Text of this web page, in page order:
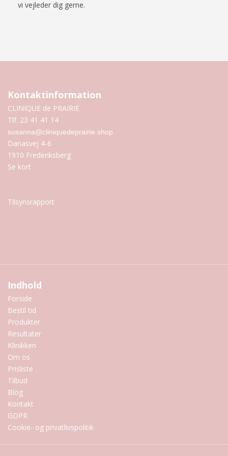
vi vejleder dig gerne.
Kontaktinformation
CLINIQUE de PRAIRIE
Tlf. 23 41 41 14
susanna@cliniquedeprairie.shop
Danasvej 4-6
1910 Frederiksberg
Se kort
Tilsynsrapport
Indhold
Forside
Bestil tid
Produkter
Resultater
Klinikken
Om os
Prisliste
Tilbud
Blog
Kontakt
GDPR
Cookie- og privatlivspolitik